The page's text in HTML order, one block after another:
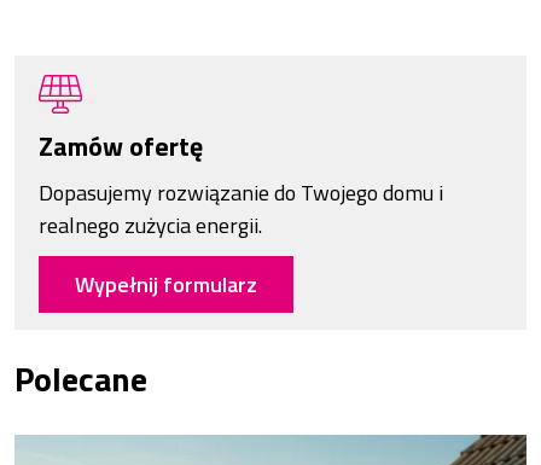
Zamów ofertę
Dopasujemy rozwiązanie do Twojego domu i
realnego zużycia energii.
Wypełnij formularz
Polecane